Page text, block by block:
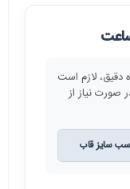
دقیق، لازم است
صورت نیاز از
سایز قاب